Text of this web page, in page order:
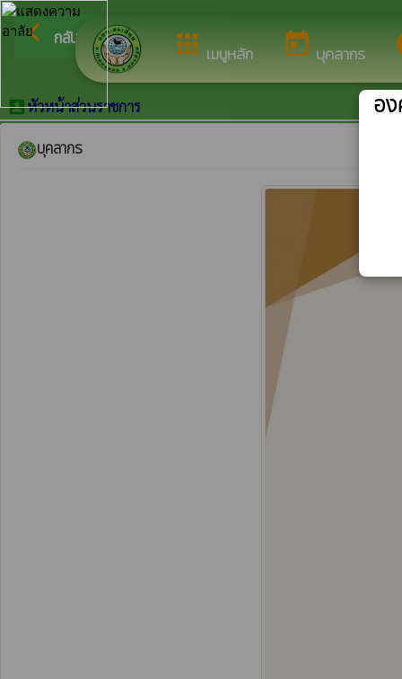
apps เมนูหลัก today บุคลากร
arrow_back_ios กลับเมนูหลัก ยินดีต้อนรับสู่เว็บไซ
account_boxหัวหน้าส่วนราชการ
บุคลากร
อ